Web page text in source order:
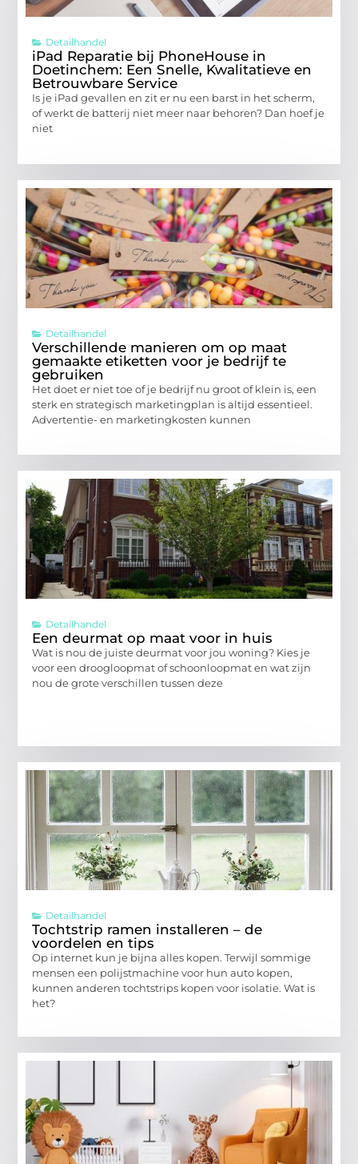
Detailhandel
iPad Reparatie bij PhoneHouse in
Doetinchem: Een Snelle, Kwalitatieve en
Betrouwbare Service
Is je iPad gevallen en zit er nu een barst in het scherm,
of werkt de batterij niet meer naar behoren? Dan hoef je
niet
Detailhandel
Verschillende manieren om op maat
gemaakte etiketten voor je bedrijf te
gebruiken
Het doet er niet toe of je bedrijf nu groot of klein is, een
sterk en strategisch marketingplan is altijd essentieel.
Advertentie- en marketingkosten kunnen
Detailhandel
Een deurmat op maat voor in huis
Wat is nou de juiste deurmat voor jou woning? Kies je
voor een droogloopmat of schoonloopmat en wat zijn
nou de grote verschillen tussen deze
Detailhandel
Tochtstrip ramen installeren – de
voordelen en tips
Op internet kun je bijna alles kopen. Terwijl sommige
mensen een polijstmachine voor hun auto kopen,
kunnen anderen tochtstrips kopen voor isolatie. Wat is
het?